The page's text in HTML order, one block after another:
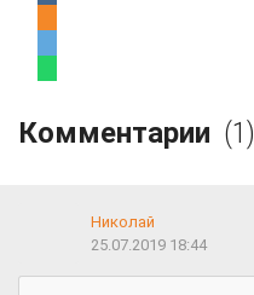
Комментарии (1)
Николай
25.07.2019 18:44